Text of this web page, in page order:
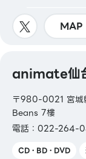
MAP
animate仙
〒980-0021 宮城
Beans 7樓
電話：022-264-
CD・BD・DVD